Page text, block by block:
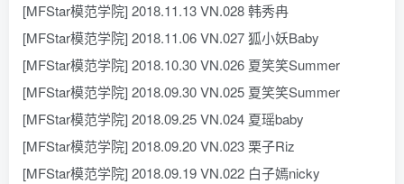
[MFStar模范学院] 2018.11.13 VN.028 韩秀冉
[MFStar模范学院] 2018.11.06 VN.027 狐小妖Baby
[MFStar模范学院] 2018.10.30 VN.026 夏笑笑Summer
[MFStar模范学院] 2018.09.30 VN.025 夏笑笑Summer
[MFStar模范学院] 2018.09.25 VN.024 夏瑶baby
[MFStar模范学院] 2018.09.20 VN.023 栗子Riz
[MFStar模范学院] 2018.09.19 VN.022 白子嫣nicky